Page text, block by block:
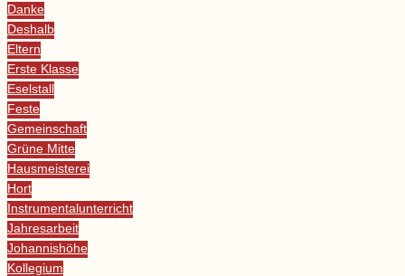
Danke
Deshalb
Eltern
Erste Klasse
Eselstall
Feste
Gemeinschaft
Grüne Mitte
Hausmeisterei
Hort
Instrumentalunterricht
Jahresarbeit
Johannishöhe
Kollegium